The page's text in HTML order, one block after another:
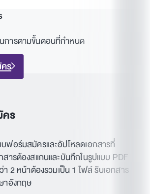
การตามขั้นตอนที่กำหนด
ร
ร
ฟอร์มสมัครและอัปโหลดเอกสารที่
สารต้องสแกนและบันทึกในรูปแบบ PDF
2 หน้าต้องรวมเป็น 1 ไฟล์ รับเอกสาร
าอังกฤษ